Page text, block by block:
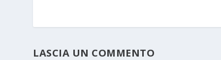
LASCIA UN COMMENTO